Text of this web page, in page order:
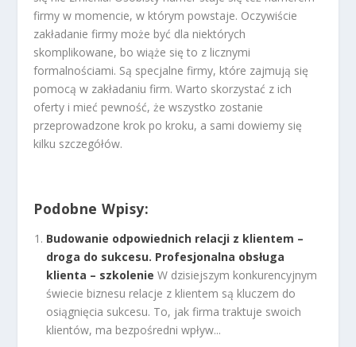
firmy w momencie, w którym powstaje. Oczywiście
zakładanie firmy może być dla niektórych
skomplikowane, bo wiąże się to z licznymi
formalnościami. Są specjalne firmy, które zajmują się
pomocą w zakładaniu firm. Warto skorzystać z ich
oferty i mieć pewność, że wszystko zostanie
przeprowadzone krok po kroku, a sami dowiemy się
kilku szczegółów.
Podobne Wpisy:
Budowanie odpowiednich relacji z klientem –
droga do sukcesu. Profesjonalna obsługa
klienta – szkolenie W dzisiejszym konkurencyjnym
świecie biznesu relacje z klientem są kluczem do
osiągnięcia sukcesu. To, jak firma traktuje swoich
klientów, ma bezpośredni wpływ...